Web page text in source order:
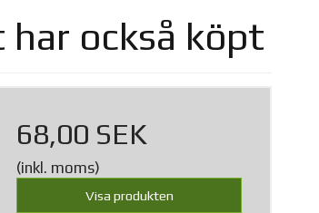
också köpt
68,00 SEK
(inkl. moms)
Visa produkten